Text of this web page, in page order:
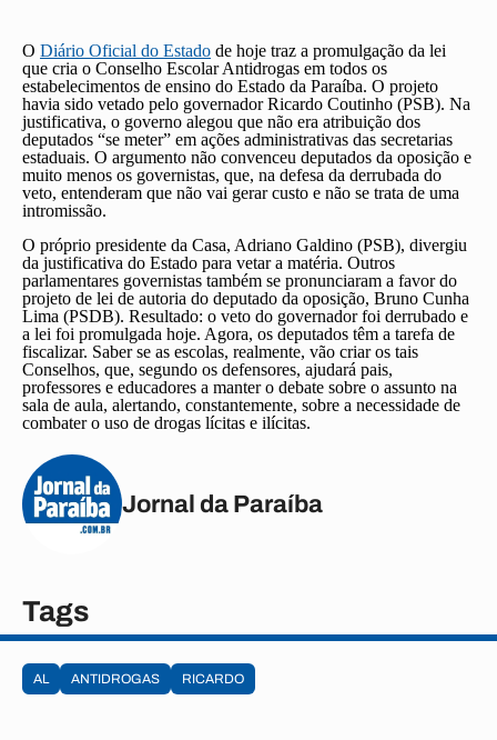
O Diário Oficial do Estado de hoje traz a promulgação da lei
que cria o Conselho Escolar Antidrogas em todos os
estabelecimentos de ensino do Estado da Paraíba. O projeto
havia sido vetado pelo governador Ricardo Coutinho (PSB). Na
justificativa, o governo alegou que não era atribuição dos
deputados “se meter” em ações administrativas das secretarias
estaduais. O argumento não convenceu deputados da oposição e
muito menos os governistas, que, na defesa da derrubada do
veto, entenderam que não vai gerar custo e não se trata de uma
intromissão.
O próprio presidente da Casa, Adriano Galdino (PSB), divergiu
da justificativa do Estado para vetar a matéria. Outros
parlamentares governistas também se pronunciaram a favor do
projeto de lei de autoria do deputado da oposição, Bruno Cunha
Lima (PSDB). Resultado: o veto do governador foi derrubado e
a lei foi promulgada hoje. Agora, os deputados têm a tarefa de
fiscalizar. Saber se as escolas, realmente, vão criar os tais
Conselhos, que, segundo os defensores, ajudará pais,
professores e educadores a manter o debate sobre o assunto na
sala de aula, alertando, constantemente, sobre a necessidade de
combater o uso de drogas lícitas e ilícitas.
Jornal da Paraíba
Tags
AL ANTIDROGAS RICARDO